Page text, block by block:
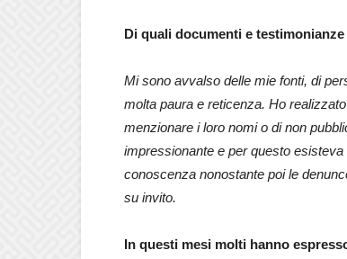
Di quali documenti e
Mi sono avvalso delle mie fonti, di
molta paura e reticenza. Ho
menzionare i loro nomi o di non
impressionante e per questo
conoscenza nonostante poi le
su invito.
In questi mesi molti hanno